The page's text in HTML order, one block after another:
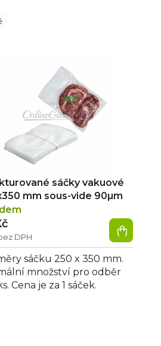
sáčky vakuové
mm sous-vide 90µm
DPH
sáčku 250 x 350 mm.
množství pro odběr
Cena je za 1 sáček.